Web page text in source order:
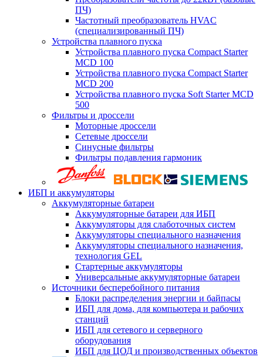
ПЧ)
Частотный преобразователь HVAC
(специализированный ПЧ)
Устройства плавного пуска
Устройства плавного пуска Compact Starter
MCD 100
Устройства плавного пуска Compact Starter
MCD 200
Устройства плавного пуска Soft Starter MCD
500
Фильтры и дроссели
Моторные дроссели
Сетевые дроссели
Синусные фильтры
Фильтры подавления гармоник
ИБП и аккумуляторы
Аккумуляторные батареи
Аккумуляторные батареи для ИБП
Аккумуляторы для слаботочных систем
Аккумуляторы специального назначения
Аккумуляторы специального назначения,
технология GEL
Стартерные аккумуляторы
Универсальные аккумуляторные батареи
Источники бесперебойного питания
Блоки распределения энергии и байпасы
ИБП для дома, для компьютера и рабочих
станций
ИБП для сетевого и серверного
оборудования
ИБП для ЦОД и производственных объектов